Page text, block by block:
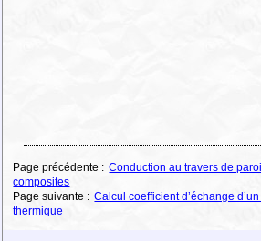
Page précédente : Conduction au travers de
composites
Page suivante : Calcul coefficient d’échange
thermique